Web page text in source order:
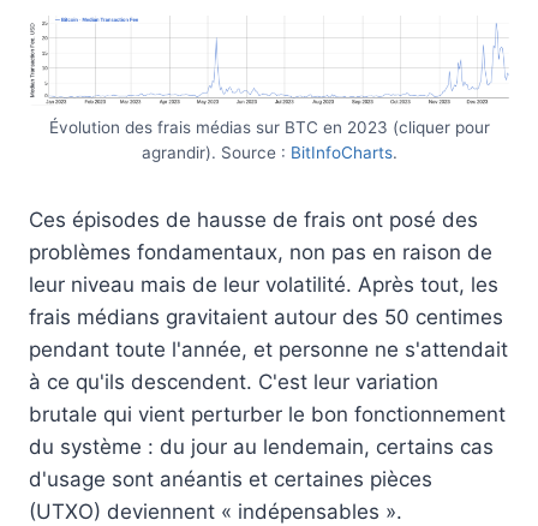
Évolution des frais médias sur BTC en 2023 (cliquer pour
agrandir). Source : BitInfoCharts.
Ces épisodes de hausse de frais ont posé des
problèmes fondamentaux, non pas en raison de
leur niveau mais de leur volatilité. Après tout, les
frais médians gravitaient autour des 50 centimes
pendant toute l'année, et personne ne s'attendait
à ce qu'ils descendent. C'est leur variation
brutale qui vient perturber le bon fonctionnement
du système : du jour au lendemain, certains cas
d'usage sont anéantis et certaines pièces
(UTXO) deviennent « indépensables ».